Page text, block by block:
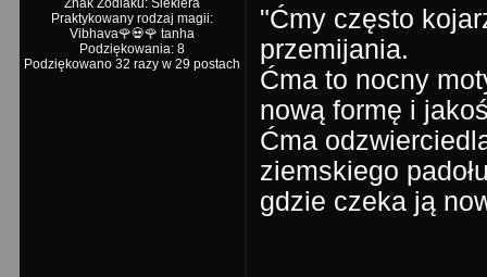
Znak Zodiaku: Siekiera
Praktykowany rodzaj magii:
Vibhava🌹💀🌹 tanha
Podziękowania: 8
Podziękowano 32 razy w 29 postach
"Ćmy często
przemijania.
Ćma to nocny
nową formę i
Ćma
ziemskiego
gdzie czeka ją